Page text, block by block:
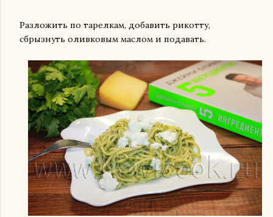
Разложить по тарелкам, добавить рикотту,
сбрызнуть оливковым маслом и подавать.